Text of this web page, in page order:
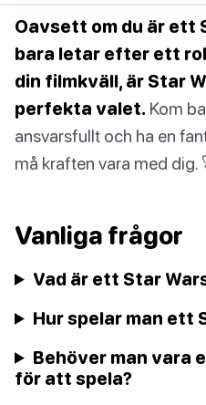
Oavsett om du är ett
bara letar efter ett
din filmkväll, är Star
perfekta valet. Kom
ansvarsfullt och ha en
må kraften vara med dig.
Vanliga frågor
Vad är ett Star
Hur spelar man ett
Behöver man vara
för att spela?